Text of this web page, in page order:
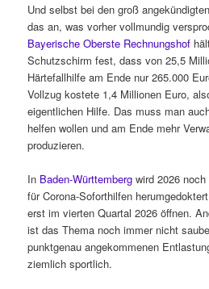
Und selbst bei den groß
das an, was vorher vollmundig
Bayerische Oberste Rechnungshof
Schutzschirm fest, dass von 25,5
Härtefallhilfe am Ende nur 265.000
Vollzug kostete 1,4 Millionen Euro,
eigentlichen Hilfe. Das muss man
helfen wollen und am Ende mehr
produzieren.
In Baden-Württemberg wird 2026
für Corona-Soforthilfen
erst im vierten Quartal 2026 öffnen.
ist das Thema noch immer nicht
punktgenau angekommenen
ziemlich sportlich.